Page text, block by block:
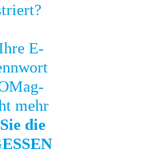
E-
mehr
die